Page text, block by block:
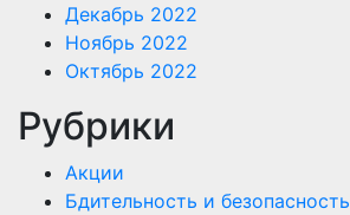
Декабрь 2022
Ноябрь 2022
Октябрь 2022
Рубрики
Акции
Бдительность и безопасность